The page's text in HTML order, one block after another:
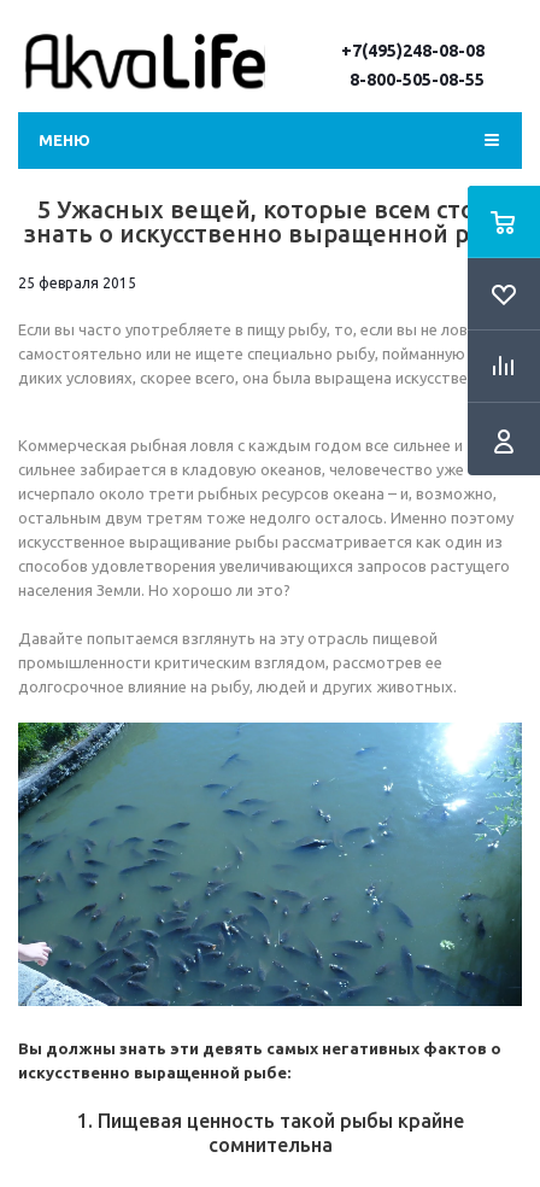
+7(495)248-08-08
8-800-505-08-55
МЕНЮ
5 Ужасных вещей, которые всем стоит
знать о искусственно выращенной рыбе
25 февраля 2015
Если вы часто употребляете в пищу рыбу, то, если вы не ловите ее
самостоятельно или не ищете специально рыбу, пойманную в
диких условиях, скорее всего, она была выращена искусственно.
Коммерческая рыбная ловля с каждым годом все сильнее и
сильнее забирается в кладовую океанов, человечество уже
исчерпало около трети рыбных ресурсов океана – и, возможно,
остальным двум третям тоже недолго осталось. Именно поэтому
искусственное выращивание рыбы рассматривается как один из
способов удовлетворения увеличивающихся запросов растущего
населения Земли. Но хорошо ли это?
Давайте попытаемся взглянуть на эту отрасль пищевой
промышленности критическим взглядом, рассмотрев ее
долгосрочное влияние на рыбу, людей и других животных.
Вы должны знать эти девять самых негативных фактов о
искусственно выращенной рыбе:
1. Пищевая ценность такой рыбы крайне
сомнительна